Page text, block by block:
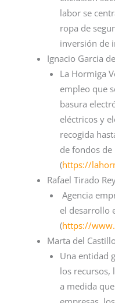
labor se
ropa de
inversión de
Ignacio Garcia
La Hormiga
empleo que
basura
eléctricos y
recogida
de fondos
(https://
Rafael Tirado
Agencia
el desarrollo
(https://
Marta del
Una entidad
los recursos,
a medida